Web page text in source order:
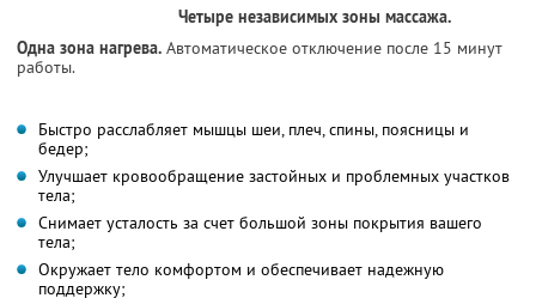
Четыре независимых зоны массажа.
Одна зона нагрева. Автоматическое отключение после 15 минут
работы.
Быстро расслабляет мышцы шеи, плеч, спины, поясницы и
бедер;
Улучшает кровообращение застойных и проблемных участков
тела;
Снимает усталость за счет большой зоны покрытия вашего
тела;
Окружает тело комфортом и обеспечивает надежную
поддержку;